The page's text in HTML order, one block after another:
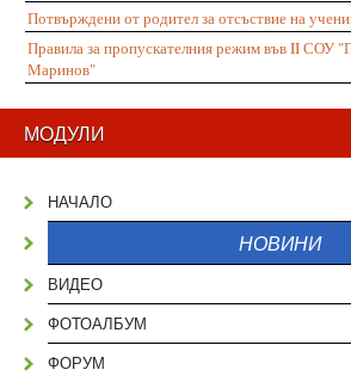
Потвърждени от родител за отсъствие на
Правила за пропускателния режим във II СОУ
Маринов"
МОДУЛИ
НАЧАЛО
НОВИНИ
ВИДЕО
ФОТОАЛБУМ
ФОРУМ